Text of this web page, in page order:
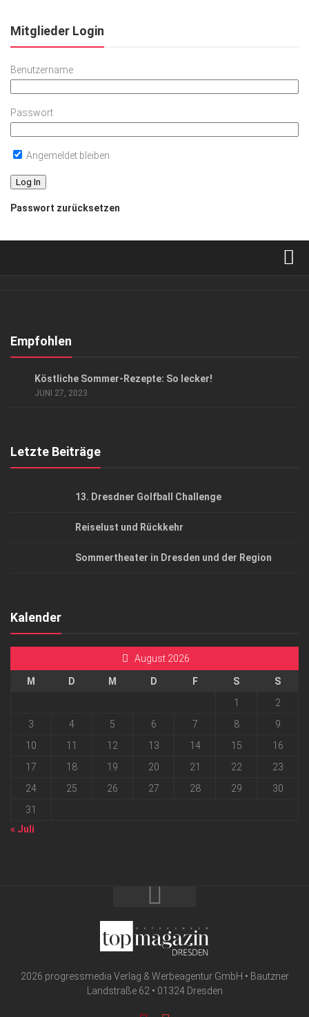
Mitglieder Login
Benutzername
Passwort
Angemeldet bleiben
Passwort zurücksetzen
Kontakt, Impressum
Empfohlen
Köstliche Sommer-Rezepte: So lecker!
JUNI 27, 2023
Letzte Beiträge
13. Dresdner Golfball Challenge
Reiselust und Rückkehr
Sommertheater in Dresden und der Region
Kalender
August 2026
M D M D F S
S
1
2
3
4 5 6 7 8
9
10
11 12 13 14 15
16
17
18 19 20 21 22
23
24
25 26 27 28 29
30
31
« Juli
2026 progressmedia Verlag & Werbeagentur GmbH • Bautzner
Landstraße 62 • 01324 Dresden